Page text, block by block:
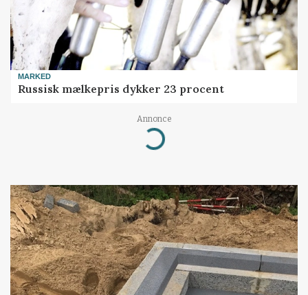
MARKED
Russisk mælkepris dykker 23 procent
Annonce
Loading...